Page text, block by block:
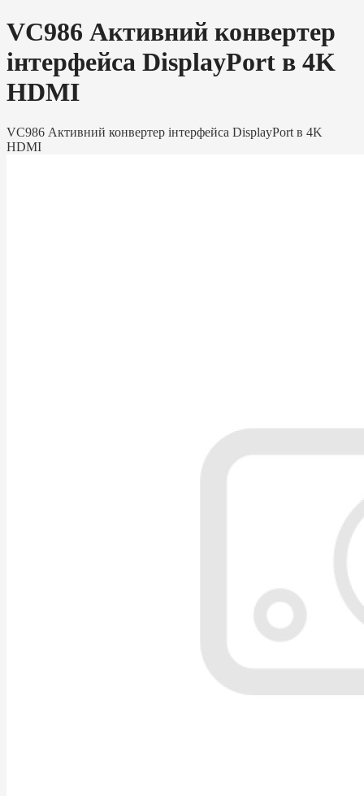
VC986 Активний конвертер
інтерфейса DisplayPort в 4K
HDMI
VC986 Активний конвертер інтерфейса DisplayPort в 4K
HDMI